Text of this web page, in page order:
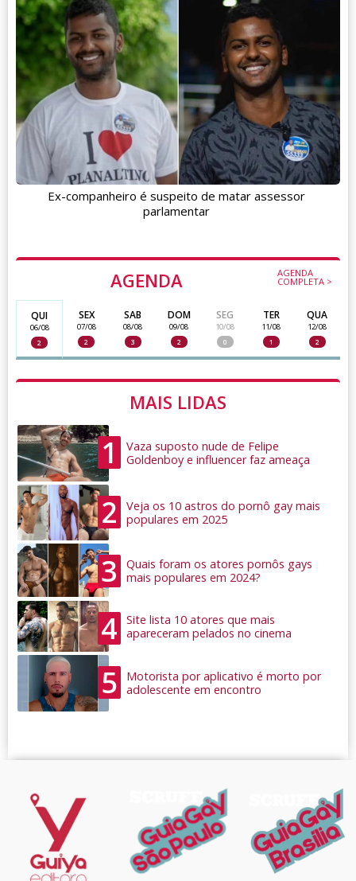
AGENDA AGENDA
COMPLETA >
QUI
06/08
2
SEX
07/08
2
SAB
08/08
3
DOM
09/08
2
SEG
10/08
0
TER
11/08
1
QUA
12/08
2
MAIS LIDAS
1
Vaza suposto nude de Felipe
Goldenboy e influencer faz ameaça
2
Veja os 10 astros do pornô gay mais
populares em 2025
3
Quais foram os atores pornôs gays
mais populares em 2024?
4
Site lista 10 atores que mais
apareceram pelados no cinema
5
Motorista por aplicativo é morto por
adolescente em encontro
Ex-companheiro é suspeito de matar assessor
parlamentar